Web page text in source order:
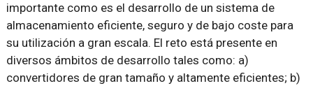
importante como es el desarrollo de un sistema de
almacenamiento eficiente, seguro y de bajo coste para
su utilización a gran escala. El reto está presente en
diversos ámbitos de desarrollo tales como: a)
convertidores de gran tamaño y altamente eficientes; b)